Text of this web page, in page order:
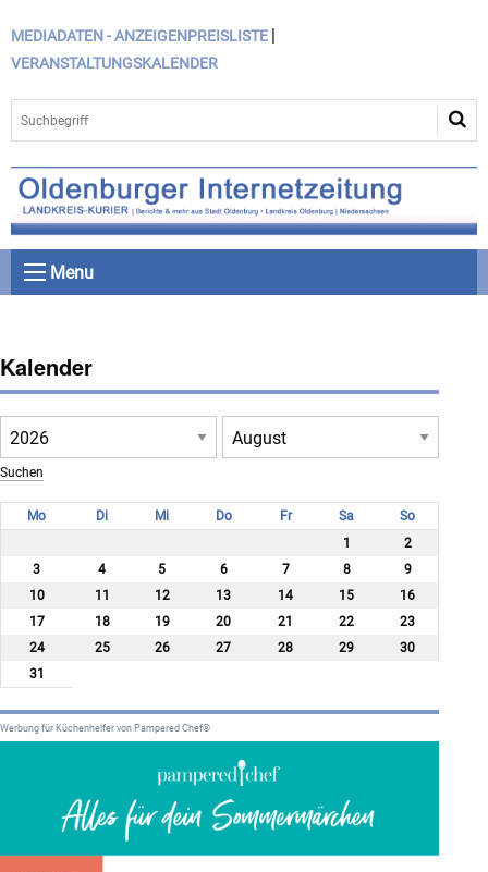
MEDIADATEN - ANZEIGENPREISLISTE |
VERANSTALTUNGSKALENDER
Menu
Kalender
Mo Di Mi Do Fr Sa
So
1
2
3
4 5 6 7 8
9
10
11 12 13 14 15
16
17
18 19 20 21 22
23
24
25 26 27 28 29
30
31
Werbung für Küchenhelfer von Pampered Chef®